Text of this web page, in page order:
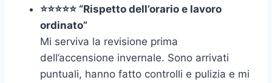
⭐⭐⭐⭐⭐ “Rispetto dell’orario e lavoro
ordinato”
Mi serviva la revisione prima
dell’accensione invernale. Sono arrivati
puntuali, hanno fatto controlli e pulizia e mi